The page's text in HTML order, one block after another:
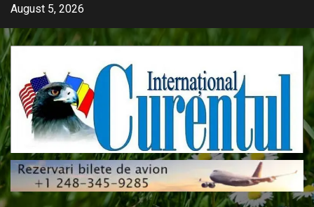
Skip
content
August 5, 2026